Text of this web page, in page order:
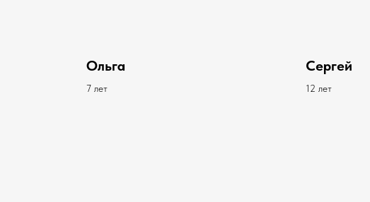
Ольга
7 лет
Сергей
12 лет